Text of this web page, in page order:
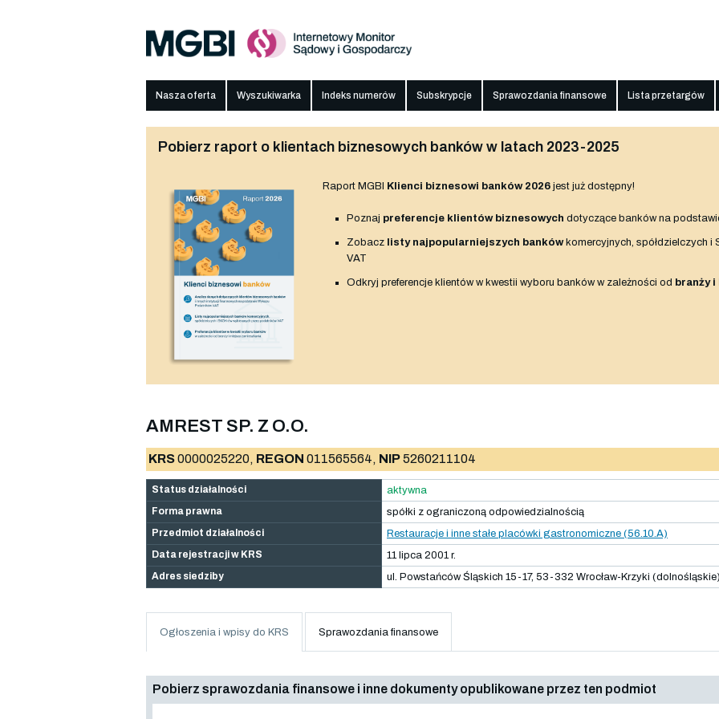
Nasza oferta Wyszukiwarka Indeks numerów Subskrypcje Sprawozdania finansowe Lista przetargów
Pobierz raport o klientach biznesowych banków w latach 2023-2025
Raport MGBI Klienci biznesowi banków 2026 jest już dostępny!
Poznaj preferencje klientów biznesowych dotyczące banków na
Zobacz listy najpopularniejszych bankówkomercyjnych, spółdzielczych i
VAT
Odkryj preferencje klientów w kwestii wyboru banków w zależności od branży
AMREST SP. Z O.O.
KRS0000025220, REGON 011565564, NIP5260211104
Status działalności
aktywna
Forma prawna
spółki z ograniczoną odpowiedzialnością
Przedmiot działalności
Restauracje i inne stałe placówki gastronomiczne (56.10.A)
Data rejestracji w KRS
11 lipca 2001 r.
Adres siedziby
ul. Powstańców Śląskich 15-17, 53-332 Wrocław-Krzyki (dolnośląskie)
Ogłoszenia i wpisy do KRS Sprawozdania finansowe
Pobierz sprawozdania finansowe i inne dokumenty opublikowane przez ten podmiot